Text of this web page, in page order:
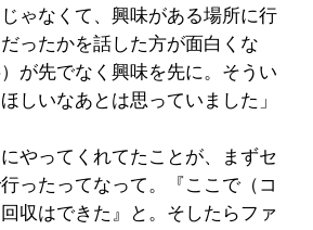
ゃなくて、興味がある場所に行
ったかを話した方が面白くな
が先でなく興味を先に。そうい
しいなあとは思っていました」
にやってくれてたことが、まずセ
ったってなって。『ここで（コ
収はできた』と。そしたらファ